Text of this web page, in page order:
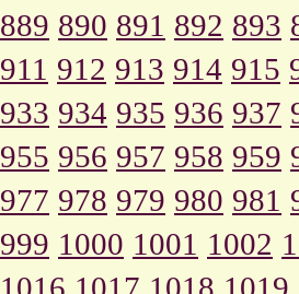
889 890 891 892 893
911 912 913 914 915
933 934 935 936 937
955 956 957 958 959
977 978 979 980 981
999 1000 1001 1002